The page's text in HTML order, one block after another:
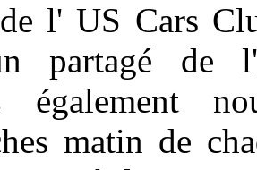
l' US Cars
partagé de
également
matin de